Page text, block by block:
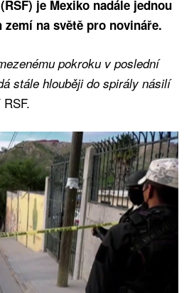
je Mexiko nadále jednou
zemí na světě pro novináře.
pokroku v poslední
stále hlouběji do spirály násilí